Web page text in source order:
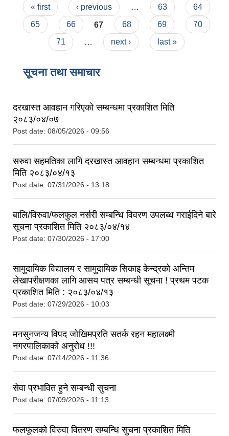
Pages
« first ‹ previous 63
64
65
66 67 68 69
70
71
next › last »
सूचना तथा समाचार
दरखास्त आवहान गरिएको सम्बन्धमा प्रकाशित मिति
२०८३/०४/०७
Post date: 08/05/2026 - 09:56
सरुवा सहमतिका लागि दरखास्त आवहान सम्बन्धमा प्रकाशित
मिति २०८३/०४/१३
Post date: 07/31/2026 - 13:18
बालि/विरुवा/फलफुल नर्सरी सम्बन्धि विवरण उपलब्ध गराईदिने बारे
सूचना प्रकाशित मिति २०८३/०४/१४
Post date: 07/30/2026 - 17:00
सामुदायिक विद्यालय र सामुदायिक सिकाइ केन्द्रको अन्तिम
लेखापरीक्षणका लागि आसय पत्र सम्बन्धी सूचना ! प्रथम पटक
प्रकाशित मिति : २०८३/०४/१३
Post date: 07/29/2026 - 10:03
मनसुनजन्य विपद जोखिमप्रति सतर्क रहन महालक्ष्मी
नगरपालिकाको अनुरोध !!!
Post date: 07/14/2026 - 11:36
सेवा प्रभावित हुने सम्बन्धी सुचना
Post date: 07/09/2026 - 11:13
फलफूलको विरुवा वितरण सम्बन्धि सुचना प्रकाशित मिति